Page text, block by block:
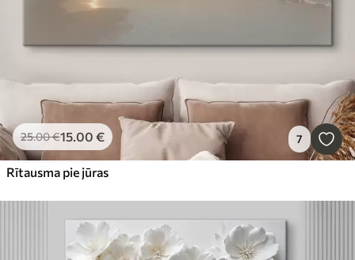
25.00€15.00 € 7
Rītausma pie jūras